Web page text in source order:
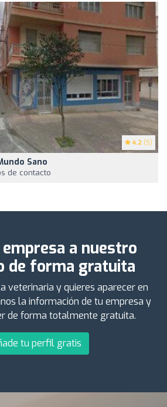
4.2 (5)
Sano
de contacto
a nuestro
de forma gratuita
veterinaria y quieres aparecer en
la información de tu empresa y
de forma totalmente gratuita.
tu perfil gratis